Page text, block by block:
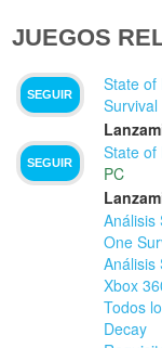
JUEGOS
SEGUIR
State of
SEGUIR
State of
PC
Análisis
One
Análisis
Xbox
Todos
Decay